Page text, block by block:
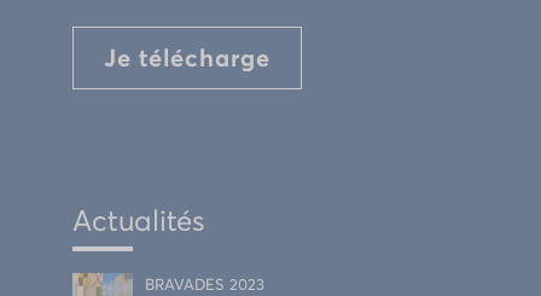
Je télécharge
Actualités
BRAVADES 2023